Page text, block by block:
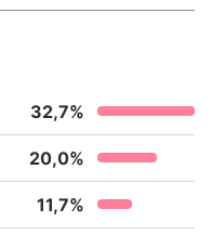
32,7%
20,0%
11,7%